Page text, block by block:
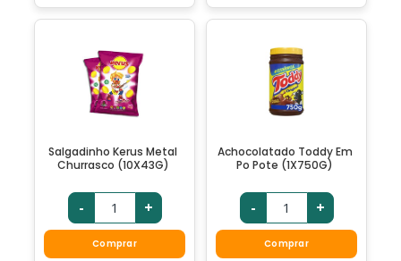
Salgadinho Kerus Metal
Churrasco (10X43G)
- +
Comprar
Achocolatado Toddy Em
Po Pote (1X750G)
- +
Comprar